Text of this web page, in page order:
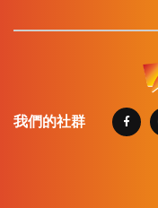
我們的社群